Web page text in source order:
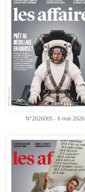
N°2026005 - 6 mai 2026